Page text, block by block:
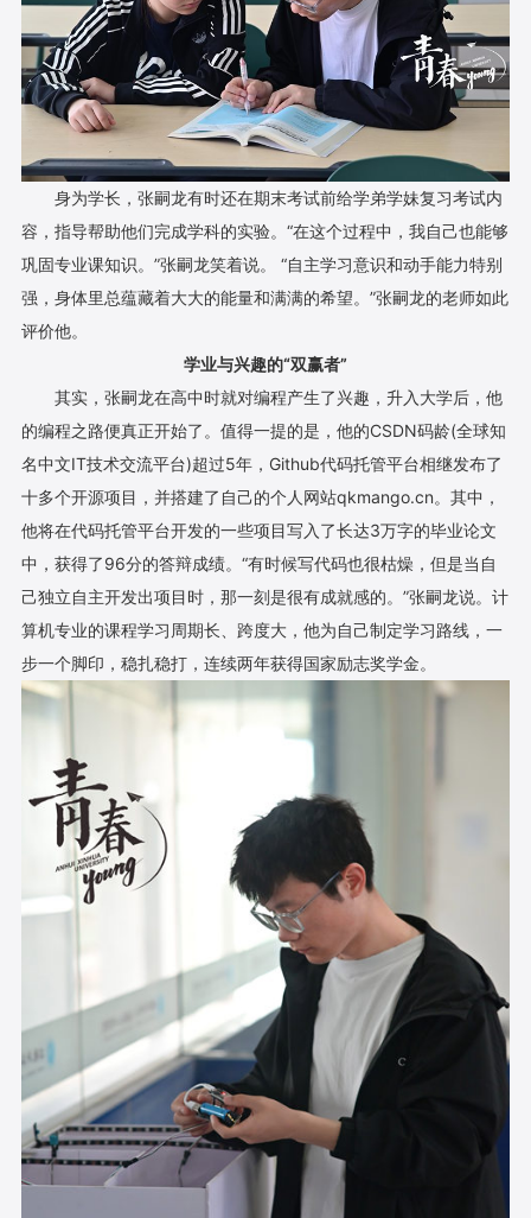
身为学长，张嗣龙有时还在期末考试前给学弟学妹复习考试内
容，指导帮助他们完成学科的实验。“在这个过程中，我自己也能够
巩固专业课知识。”张嗣龙笑着说。 “自主学习意识和动手能力特别
强，身体里总蕴藏着大大的能量和满满的希望。”张嗣龙的老师如此
评价他。
学业与兴趣的“双赢者”
其实，张嗣龙在高中时就对编程产生了兴趣，升入大学后，他
的编程之路便真正开始了。值得一提的是，他的CSDN码龄(全球知
名中文IT技术交流平台)超过5年，Github代码托管平台相继发布了
十多个开源项目，并搭建了自己的个人网站qkmango.cn。其中，
他将在代码托管平台开发的一些项目写入了长达3万字的毕业论文
中，获得了96分的答辩成绩。“有时候写代码也很枯燥，但是当自
己独立自主开发出项目时，那一刻是很有成就感的。”张嗣龙说。计
算机专业的课程学习周期长、跨度大，他为自己制定学习路线，一
步一个脚印，稳扎稳打，连续两年获得国家励志奖学金。